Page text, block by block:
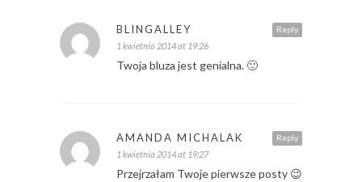
Reply
BLINGALLEY
1 kwietnia 2014 at 19:26
Twoja bluza jest genialna. 🙂
Reply
AMANDA MICHALAK
1 kwietnia 2014 at 19:27
Przejrzałam Twoje pierwsze posty 😉